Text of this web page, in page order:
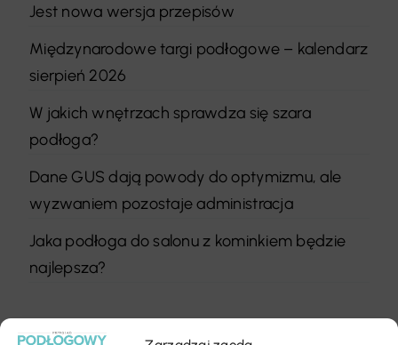
Jest nowa wersja przepisów
Międzynarodowe targi podłogowe – kalendarz
sierpień 2026
W jakich wnętrzach sprawdza się szara
podłoga?
Dane GUS dają powody do optymizmu, ale
wyzwaniem pozostaje administracja
Jaka podłoga do salonu z kominkiem będzie
najlepsza?